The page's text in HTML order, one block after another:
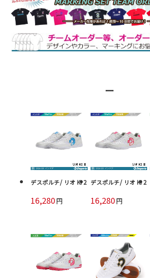
ー
デスポルチ/ リオ KI 2
16,280円
デスポルチ/ リオ KI 2
16,280円